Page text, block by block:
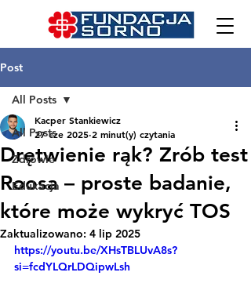
Post
All Posts
Zdrowie
Edukacja
All Posts
Drętwienie rąk? Zrób test
Roosa – proste badanie,
które może wykryć TOS
Kacper Stankiewicz
27 cze 2025 2 minut(y) czytania
Zaktualizowano: 4 lip 2025
https://youtu.be/XHsTBLUvA8s?
si=fcdYLQrLDQipwLsh